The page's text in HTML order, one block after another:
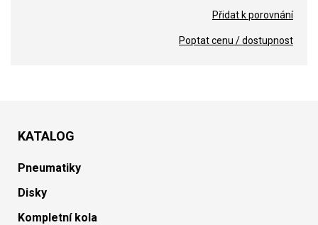
Přidat k porovnání
Poptat cenu / dostupnost
KATALOG
Pneumatiky
Disky
Kompletní kola